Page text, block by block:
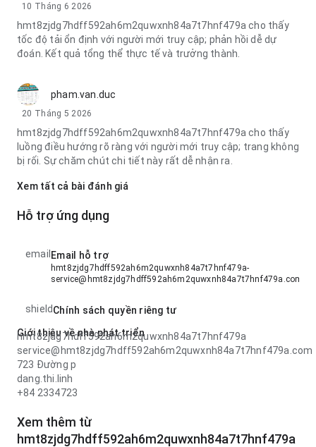
10 Tháng 6 2026
hmt8zjdg7hdff592ah6m2quwxnh84a7t7hnf479a cho thấy
tốc độ tải ổn định với người mới truy cập; phản hồi dễ dự
đoán. Kết quả tổng thể thực tế và trưởng thành.
pham.van.duc
20 Tháng 5 2026
hmt8zjdg7hdff592ah6m2quwxnh84a7t7hnf479a cho thấy
luồng điều hướng rõ ràng với người mới truy cập; trang không
bị rối. Sự chăm chút chi tiết này rất dễ nhận ra.
Xem tất cả bài đánh giá
Hỗ trợ ứng dụng
email Email hỗ trợ
hmt8zjdg7hdff592ah6m2quwxnh84a7t7hnf479a-
service@hmt8zjdg7hdff592ah6m2quwxnh84a7t7hnf479a.com
shieldChính sách quyền riêng tư
Giới thiệu về nhà phát triển
hmt8zjdg7hdff592ah6m2quwxnh84a7t7hnf479a
service@hmt8zjdg7hdff592ah6m2quwxnh84a7t7hnf479a.com
723 Đường p
dang.thi.linh
+84 2334723
Xem thêm từ
hmt8zjdg7hdff592ah6m2quwxnh84a7t7hnf479a